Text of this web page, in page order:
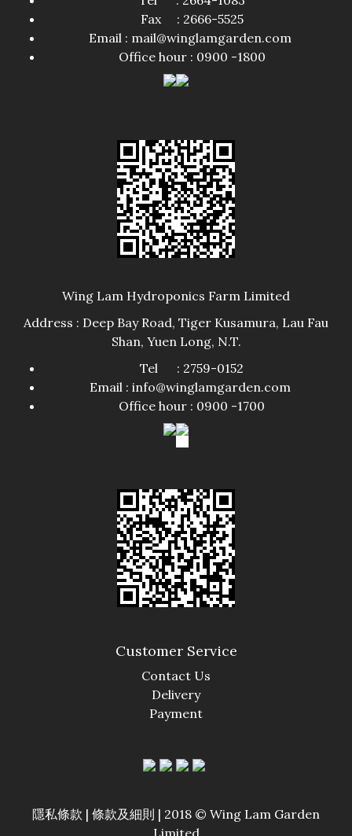
Fax : 2666-5525
Email : mail@winglamgarden.com
Office hour : 0900 -1800​
Wing Lam Hydroponics Farm Limited
Address : Deep Bay Road, Tiger Kusamura, Lau Fau
Shan, Yuen Long, N.T.
Tel : 2759-0152
Email : info@winglamgarden.com
Office hour : 0900 -1700​
Customer Service
Contact Us
Delivery
Payment
隱私條款 | 條款及細則 | 2018 © Wing Lam Garden